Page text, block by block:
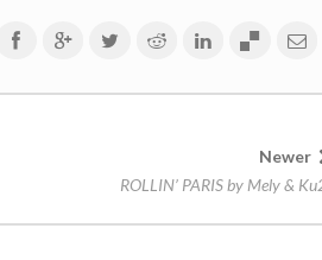
Newer
ROLLIN’ PARIS by Mely &